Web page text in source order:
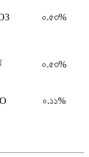
০.৫৩%
০.৫৩%
০.১১%